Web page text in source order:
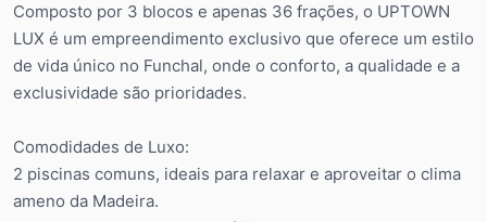
Composto por 3 blocos e apenas 36 frações, o UPTOWN
LUX é um empreendimento exclusivo que oferece um estilo
de vida único no Funchal, onde o conforto, a qualidade e a
exclusividade são prioridades.
Comodidades de Luxo:
2 piscinas comuns, ideais para relaxar e aproveitar o clima
ameno da Madeira.